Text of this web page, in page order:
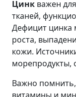
Цинк важен
тканей,
Дефицит цинка
роста,
кожи.
морепродукты,
Важно